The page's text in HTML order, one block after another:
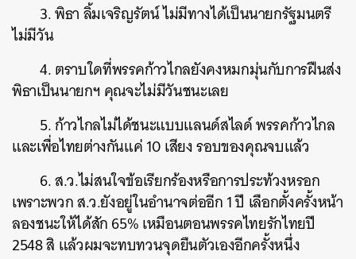
3. พิธา ลิ้มเจริญรัตน์ ไม่มีทางได้เป็นนายกรัฐมนตรี
ไม่มีวัน
4. ตราบใดที่พรรคก้าวไกลยังคงหมกมุ่นกับการฝืนส่ง
พิธาเป็นนายกฯ คุณจะไม่มีวันชนะเลย
5. ก้าวไกลไม่ได้ชนะแบบแลนด์สไลด์ พรรคก้าวไกล
และเพื่อไทยต่างกันแค่ 10 เสียง รอบของคุณจบแล้ว
6. ส.ว.ไม่สนใจข้อเรียกร้องหรือการประท้วงหรอก
เพราะพวก ส.ว.ยังอยู่ในอำนาจต่ออีก 1 ปี เลือกตั้งครั้งหน้า
ลองชนะให้ได้สัก 65% เหมือนตอนพรรคไทยรักไทยปี
2548 สิ แล้วผมจะทบทวนจุดยืนตัวเองอีกครั้งหนึ่ง